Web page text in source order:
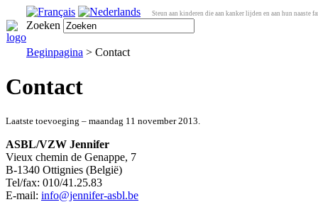
Steun aan kinderen die aan kanker lijden en aan hun naaste
Zoeken
Beginpagina > Contact
Contact
Laatste toevoeging – maandag 11 november 2013.
ASBL/VZW Jennifer
Vieux chemin de Genappe, 7
B-1340 Ottignies (België)
Tel/fax: 010/41.25.83
E-mail: info@jennifer-asbl.be